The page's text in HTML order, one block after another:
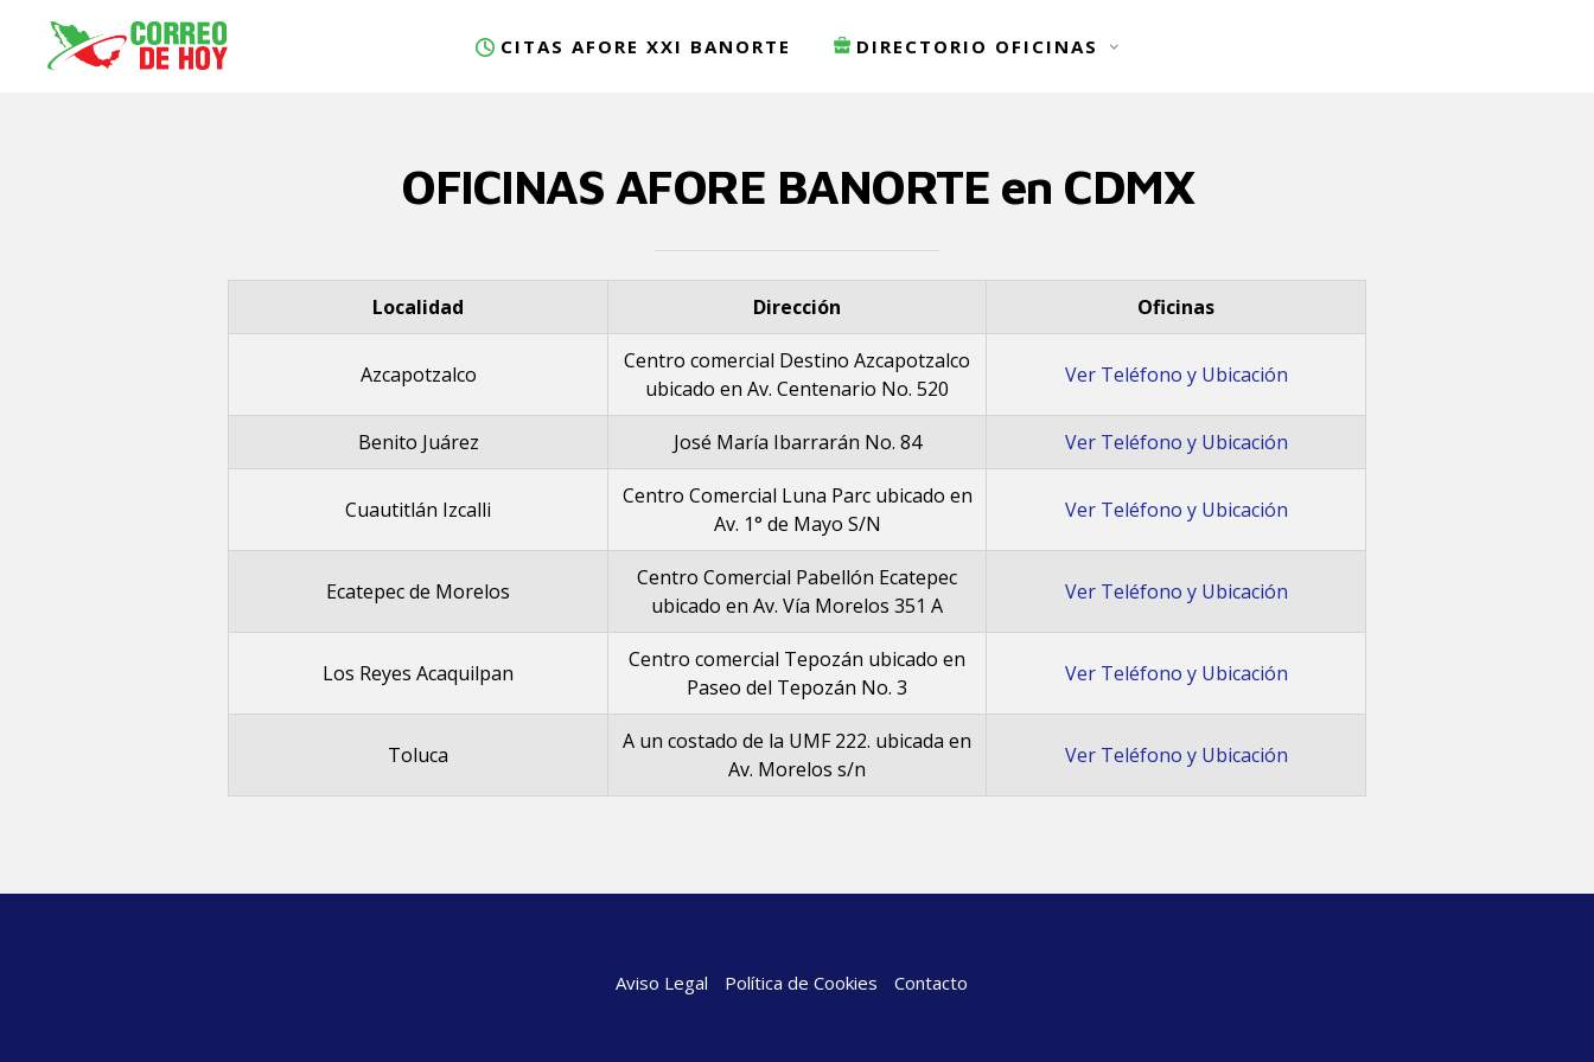
CITAS AFORE XXI BANORTE DIRECTORIO OFICINAS
OFICINAS AFORE BANORTE en CDMX
Localidad Dirección Oficinas
Azcapotzalco
Centro comercial Destino Azcapotzalco
ubicado en Av. Centenario No. 520
Ver Teléfono y Ubicación
Benito Juárez José María Ibarrarán No. 84 Ver Teléfono y Ubicación
Cuautitlán Izcalli
Centro Comercial Luna Parc ubicado en
Av. 1° de Mayo S/N
Ver Teléfono y Ubicación
Ecatepec de Morelos
Centro Comercial Pabellón Ecatepec
ubicado en Av. Vía Morelos 351 A
Ver Teléfono y Ubicación
Los Reyes Acaquilpan
Centro comercial Tepozán ubicado en
Paseo del Tepozán No. 3
Ver Teléfono y Ubicación
Toluca
A un costado de la UMF 222. ubicada en
Av. Morelos s/n
Ver Teléfono y Ubicación
Aviso Legal Política de Cookies Contacto